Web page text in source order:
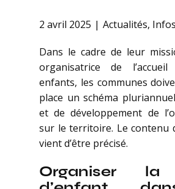
2 avril 2025 Actualités,
Dans le cadre de leur
organisatrice de
enfants, les communes
place un schéma
et de développement de
sur le territoire. Le contenu
vient d’être précisé.
Organiser la